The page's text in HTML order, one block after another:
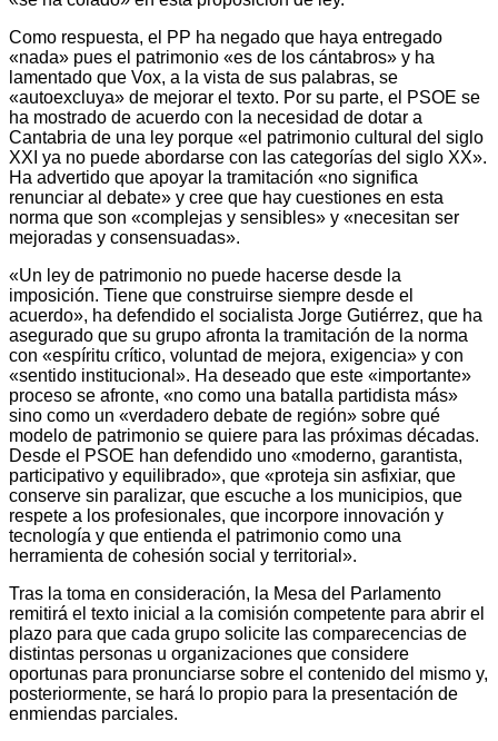
Como respuesta, el PP ha negado que haya entregado
«nada» pues el patrimonio «es de los cántabros» y ha
lamentado que Vox, a la vista de sus palabras, se
«autoexcluya» de mejorar el texto. Por su parte, el PSOE se
ha mostrado de acuerdo con la necesidad de dotar a
Cantabria de una ley porque «el patrimonio cultural del siglo
XXI ya no puede abordarse con las categorías del siglo XX».
Ha advertido que apoyar la tramitación «no significa
renunciar al debate» y cree que hay cuestiones en esta
norma que son «complejas y sensibles» y «necesitan ser
mejoradas y consensuadas».
«Un ley de patrimonio no puede hacerse desde la
imposición. Tiene que construirse siempre desde el
acuerdo», ha defendido el socialista Jorge Gutiérrez, que ha
asegurado que su grupo afronta la tramitación de la norma
con «espíritu crítico, voluntad de mejora, exigencia» y con
«sentido institucional». Ha deseado que este «importante»
proceso se afronte, «no como una batalla partidista más»
sino como un «verdadero debate de región» sobre qué
modelo de patrimonio se quiere para las próximas décadas.
Desde el PSOE han defendido uno «moderno, garantista,
participativo y equilibrado», que «proteja sin asfixiar, que
conserve sin paralizar, que escuche a los municipios, que
respete a los profesionales, que incorpore innovación y
tecnología y que entienda el patrimonio como una
herramienta de cohesión social y territorial».
Tras la toma en consideración, la Mesa del Parlamento
remitirá el texto inicial a la comisión competente para abrir el
plazo para que cada grupo solicite las comparecencias de
distintas personas u organizaciones que considere
oportunas para pronunciarse sobre el contenido del mismo y,
posteriormente, se hará lo propio para la presentación de
enmiendas parciales.